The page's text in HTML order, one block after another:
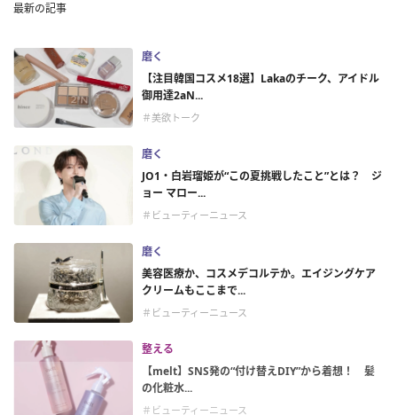
最新の記事
磨く
【注目韓国コスメ18選】Lakaのチーク、アイドル
御用達2aN...
＃美欲トーク
磨く
JO1・白岩瑠姫が“この夏挑戦したこと”とは？ ジ
ョー マロー...
＃ビューティーニュース
磨く
美容医療か、コスメデコルテか。エイジングケア
クリームもここまで...
＃ビューティーニュース
整える
【melt】SNS発の“付け替えDIY”から着想！ 髪
の化粧水...
＃ビューティーニュース